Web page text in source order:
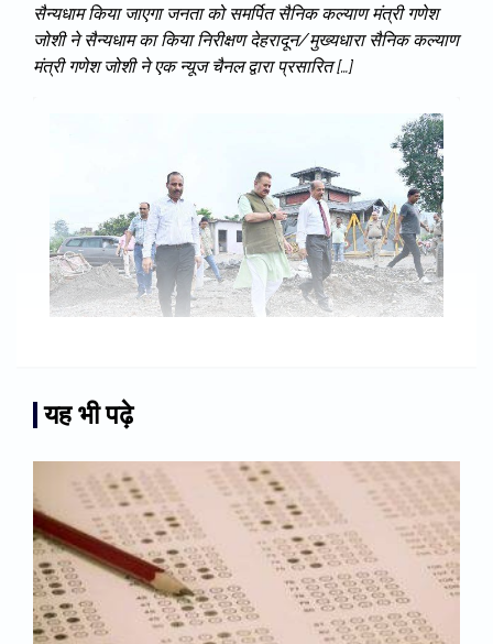
सैन्यधाम किया जाएगा जनता को समर्पित सैनिक कल्याण मंत्री गणेश
जोशी ने सैन्यधाम का किया निरीक्षण देहरादून/मुख्यधारा सैनिक कल्याण
मंत्री गणेश जोशी ने एक न्यूज चैनल द्वारा प्रसारित […]
यह भी पढ़े